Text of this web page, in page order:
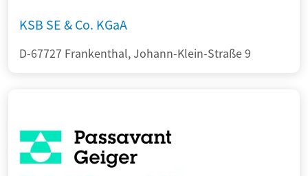
KSB SE & Co. KGaA
D-67727 Frankenthal, Johann-Klein-Straße 9